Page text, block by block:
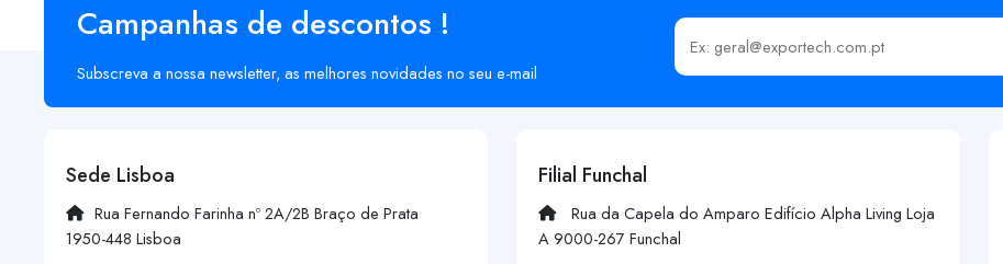
Campanhas de descontos !
Subscreva a nossa newsletter, as melhores novidades no seu e-mail
Insira o seu email
Sede Lisboa
Rua Fernando Farinha nº 2A/2B Braço de Prata
1950-448 Lisboa
Filial Funchal
Rua da Capela do Amparo Edifício Alpha Living Loja
A 9000-267 Funchal